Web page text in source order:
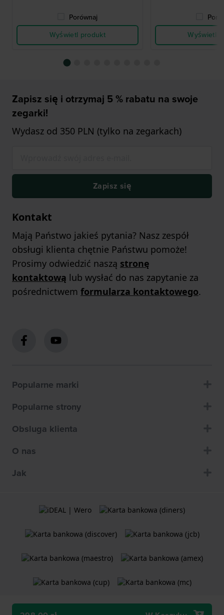
Porównaj
Wyświetl produkt
Wyświetl
Zapisz się i otrzymaj 5 % rabatu na swoje
zegarki!
Wydasz od 350 PLN (tylko na zegarkach)
Zapisz się
Kontakt
Mają Państwo jakieś pytania? Nasz zespół
obsługi klienta chętnie Państwu pomoże!
Prosimy odwiedzić naszą stronę
kontaktową lub wysłać do nas zapytanie za
pośrednictwem formularza kontaktowego.
Popularne marki
Popularne strony
Obsluga klienta
O nas
Jak